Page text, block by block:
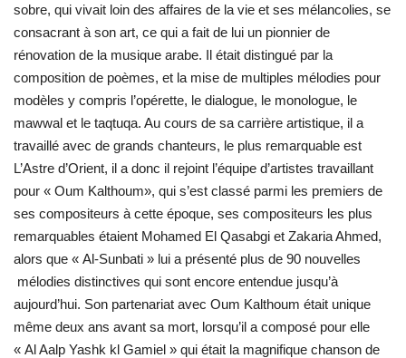
Les auspices
L'Égypte
Mouvement de la jeunesse de
Nasser
La Bourse Nasser pour le leadership
international
Actualités
Équipe de travail
Les pionniers
sobre, qui vivait loin des affaires de la vie et ses mélancolies, se
consacrant à son art, ce qui a fait de lui un pionnier de
rénovation de la musique arabe. Il était distingué par la
composition de poèmes, et la mise de multiples mélodies pour
modèles y compris l’opérette, le dialogue, le monologue, le
mawwal et le taqtuqa. Au cours de sa carrière artistique, il a
travaillé avec de grands chanteurs, le plus remarquable est
L’Astre d’Orient, il a donc il rejoint l’équipe d’artistes travaillant
pour « Oum Kalthoum», qui s’est classé parmi les premiers de
ses compositeurs à cette époque, ses compositeurs les plus
remarquables étaient Mohamed El Qasabgi et Zakaria Ahmed,
alors que « Al-Sunbati » lui a présenté plus de 90 nouvelles
mélodies distinctives qui sont encore entendue jusqu’à
aujourd’hui. Son partenariat avec Oum Kalthoum était unique
même deux ans avant sa mort, lorsqu’il a composé pour elle
« Al Aalp Yashk kl Gamiel » qui était la magnifique chanson de